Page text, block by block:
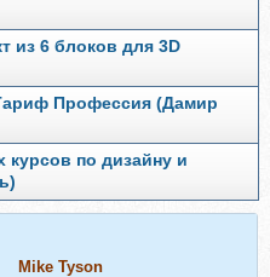
из 6 блоков для 3D
Профессия (Дамир
курсов по дизайну и
Mike Tyson